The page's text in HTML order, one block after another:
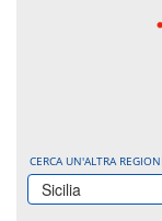
CERCA UN'ALTRA
Sicilia